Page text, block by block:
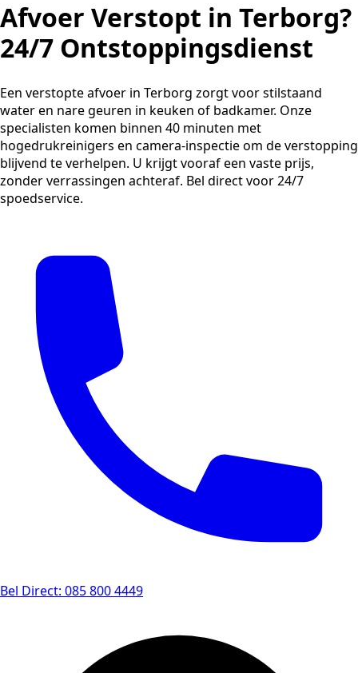
Afvoer Verstopt in Terborg?
24/7 Ontstoppingsdienst
Een verstopte afvoer in Terborg zorgt voor stilstaand
water en nare geuren in keuken of badkamer. Onze
specialisten komen binnen 40 minuten met
hogedrukreinigers en camera-inspectie om de verstopping
blijvend te verhelpen. U krijgt vooraf een vaste prijs,
zonder verrassingen achteraf. Bel direct voor 24/7
spoedservice.
Bel Direct: 085 800 4449